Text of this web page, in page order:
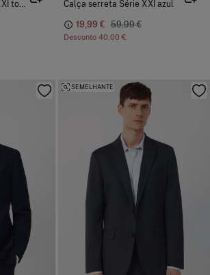
Calça estrutura Série XXI topo
Calça serreta Série XXI azul
19,99 € 59,99 €
Desconto 40,00 €
SEMELHANTE